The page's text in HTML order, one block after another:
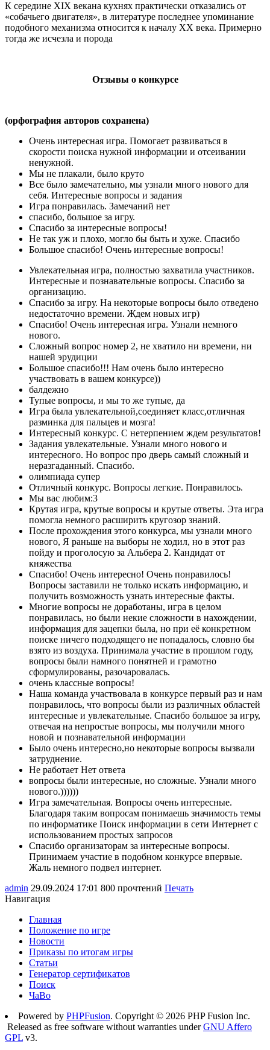
К середине XIX векана кухнях практически отказались от
«собачьего двигателя», в литературе последнее упоминание
подобного механизма относится к началу XX века. Примерно
тогда же исчезла и порода
Отзывы о конкурсе
(орфография авторов сохранена)
Очень интересная игра. Помогает развиваться в
скорости поиска нужной информации и отсеивании
ненужной.
Мы не плакали, было круто
Все было замечательно, мы узнали много нового для
себя. Интересные вопросы и задания
Игра понравилась. Замечаний нет
спасибо, большое за игру.
Спасибо за интересные вопросы!
Не так уж и плохо, могло бы быть и хуже. Спасибо
Большое спасибо! Очень интересные вопросы!
Увлекательная игра, полностью захватила участников.
Интересные и познавательные вопросы. Спасибо за
организацию.
Спасибо за игру. На некоторые вопросы было отведено
недостаточно времени. Ждем новых игр)
Спасибо! Очень интересная игра. Узнали немного
нового.
Сложный вопрос номер 2, не хватило ни времени, ни
нашей эрудиции
Большое спасибо!!! Нам очень было интересно
участвовать в вашем конкурсе))
балдежно
Тупые вопросы, и мы то же тупые, да
Игра была увлекательной,соединяет класс,отличная
разминка для пальцев и мозга!
Интересный конкурс. С нетерпением ждем результатов!
Задания увлекательные. Узнали много нового и
интересного. Но вопрос про дверь самый сложный и
неразгаданный. Спасибо.
олимпиада супер
Отличный конкурс. Вопросы легкие. Понравилось.
Мы вас любим:3
Крутая игра, крутые вопросы и крутые ответы. Эта игра
помогла немного расширить кругозор знаний.
После прохождения этого конкурса, мы узнали много
нового, Я раньше на выборы не ходил, но в этот раз
пойду и проголосую за Альбера 2. Кандидат от
княжества
Спасибо! Очень интересно! Очень понравилось!
Вопросы заставили не только искать информацию, и
получить возможность узнать интересные факты.
Многие вопросы не доработаны, игра в целом
понравилась, но были некие сложности в нахождении,
информация для зацепки была, но при её конкретном
поиске ничего подходящего не попадалось, словно бы
взято из воздуха. Принимала участие в прошлом году,
вопросы были намного понятней и грамотно
сформулированы, разочаровалась.
очень классные вопросы!
Наша команда участвовала в конкурсе первый раз и нам
понравилось, что вопросы были из различных областей
интересные и увлекательные. Спасибо большое за игру,
отвечая на непростые вопросы, мы получили много
новой и познавательной информации
Было очень интересно,но некоторые вопросы вызвали
затруднение.
Не работает Нет ответа
вопросы были интересные, но сложные. Узнали много
нового.))))))
Игра замечательная. Вопросы очень интересные.
Благодаря таким вопросам понимаешь значимость темы
по информатике Поиск информации в сети Интернет с
использованием простых запросов
Спасибо организаторам за интересные вопросы.
Принимаем участие в подобном конкурсе впервые.
Жаль немного подвел интернет.
admin 29.09.2024 17:01 800 прочтений Печать
Навигация
Главная
Положение по игре
Новости
Приказы по итогам игры
Статьи
Генератор сертификатов
Поиск
ЧаВо
Powered by PHPFusion. Copyright © 2026 PHP Fusion Inc.
Released as free software without warranties underGNU Affero
GPL v3.